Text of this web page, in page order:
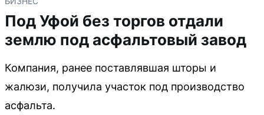
Под Уфой без торгов отдали
землю под асфальтовый завод
Компания, ранее поставлявшая шторы и
жалюзи, получила участок под производство
асфальта.